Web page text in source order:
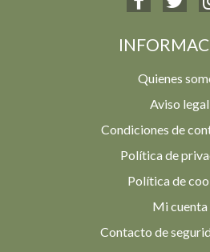
Quienes
Aviso legal
Condiciones de
Política de
Política de
Mi cuenta
Contacto de